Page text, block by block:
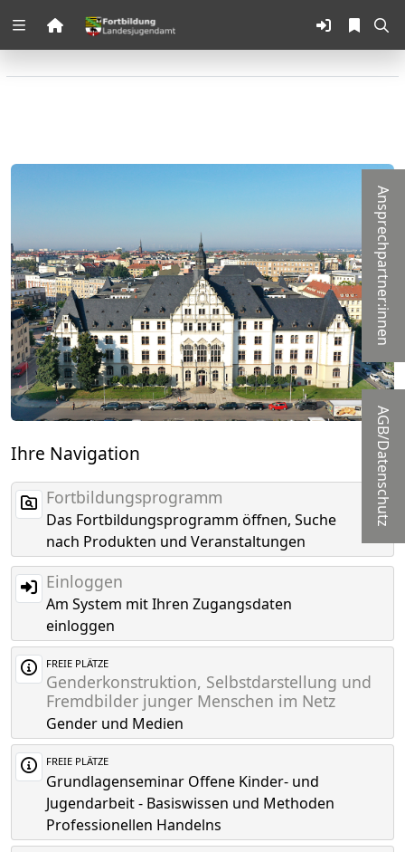
Zuklappen
Loading
Loading
Loading Ansprechpartner:innen
AGB/Datenschutz
Ihre Navigation
Fortbildungsprogramm
Das Fortbildungsprogramm öffnen, Suche
nach Produkten und Veranstaltungen
Einloggen
Am System mit Ihren Zugangsdaten
einloggen
FREIE PLÄTZE
Genderkonstruktion, Selbstdarstellung und
Fremdbilder junger Menschen im Netz
Gender und Medien
FREIE PLÄTZE
Grundlagenseminar Offene Kinder- und
Jugendarbeit - Basiswissen und Methoden
Professionellen Handelns